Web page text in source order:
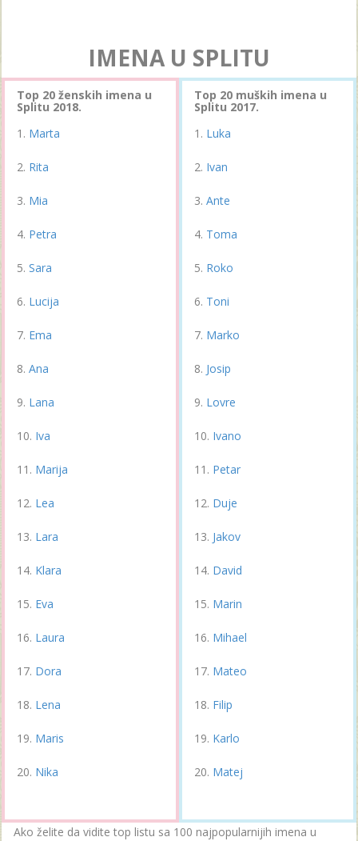
IMENA U SPLITU
Top 20 ženskih imena u
Splitu 2018.
Marta
Rita
Mia
Petra
Sara
Lucija
Ema
Ana
Lana
Iva
Marija
Lea
Lara
Klara
Eva
Laura
Dora
Lena
Maris
Nika
Top 20 muških imena u
Splitu 2017.
Luka
Ivan
Ante
Toma
Roko
Toni
Marko
Josip
Lovre
Ivano
Petar
Duje
Jakov
David
Marin
Mihael
Mateo
Filip
Karlo
Matej
Ako želite da vidite top listu sa 100 najpopularnijih imena u